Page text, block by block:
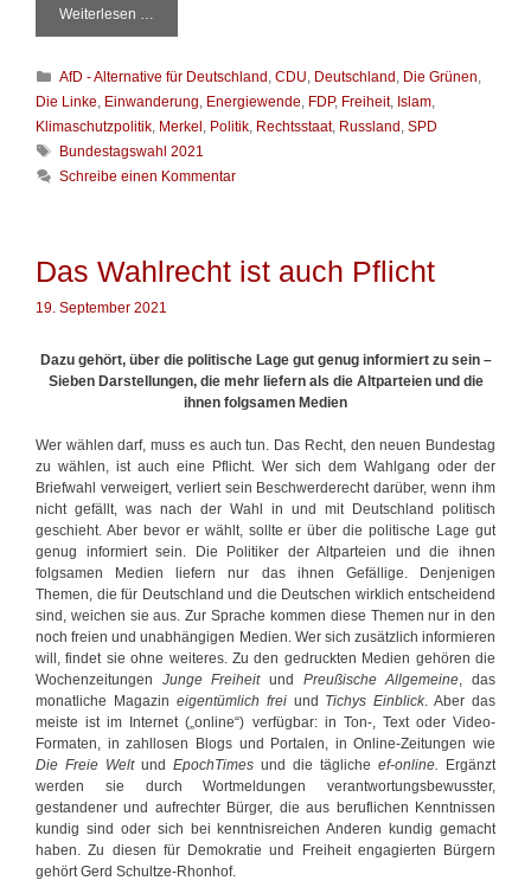
Weiterlesen …
r
t
z
W
a
l
g
h
w
e
e
r
w
e
b
i
s
h
e
r
K
a
g
o
n
AfD - Alternative für Deutschland ,CDU, Deutschland , Die Grünen,
Die Linke, Einwanderung, Energiewende, FDP, Freiheit, Islam,
Klimaschutzpolitik, Merkel , Politik, Rechtsstaat, Russland , SPD
S
c
w
ö
e
r
Bundestagswahl 2021
Schreibe einen Kommentar
Das Wahlrecht ist auch Pflicht
19. September 2021
Dazu gehört, über die politische Lage gut genug informiert zu sein –
Sieben Darstellungen, die mehr liefern als die Altparteien und die
ihnen folgsamen Medien
Wer wählen darf, muss es auch tun. Das Recht, den neuen Bundestag
zu wählen, ist auch eine Pflicht. Wer sich dem Wahlgang oder der
Briefwahl verweigert, verliert sein Beschwerderecht darüber, wenn ihm
nicht gefällt, was nach der Wahl in und mit Deutschland politisch
geschieht. Aber bevor er wählt, sollte er über die politische Lage gut
genug informiert sein. Die Politiker der Altparteien und die ihnen
folgsamen Medien liefern nur das ihnen Gefällige. Denjenigen
Themen, die für Deutschland und die Deutschen wirklich entscheidend
sind, weichen sie aus. Zur Sprache kommen diese Themen nur in den
noch freien und unabhängigen Medien. Wer sich zusätzlich informieren
will, findet sie ohne weiteres. Zu den gedruckten Medien gehören die
Wochenzeitungen Junge Freiheitund Preußische Allgemeine, das
monatliche Magazin eigentümlich freiund Tichys Einblick. Aber das
meiste ist im Internet („online“) verfügbar: in Ton-, Text oder Video-
Formaten, in zahllosen Blogs und Portalen, in Online-Zeitungen wie
Die Freie Weltund EpochTimes und die tägliche ef-online. Ergänzt
werden sie durch Wortmeldungen verantwortungsbewusster,
gestandener und aufrechter Bürger, die aus beruflichen Kenntnissen
kundig sind oder sich bei kenntnisreichen Anderen kundig gemacht
haben. Zu diesen für Demokratie und Freiheit engagierten Bürgern
gehört Gerd Schultze-Rhonhof.